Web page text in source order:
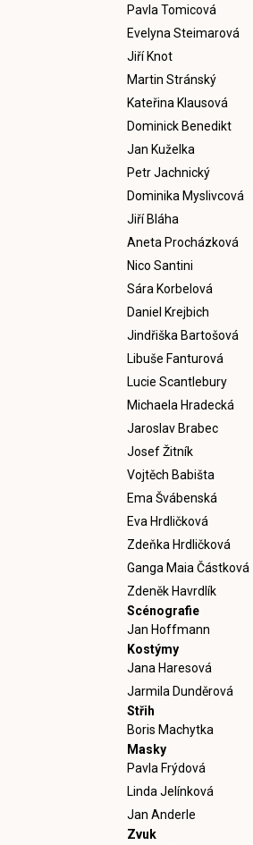
Pavla Tomicová
Evelyna Steimarová
Jiří Knot
Martin Stránský
Kateřina Klausová
Dominick Benedikt
Jan Kuželka
Petr Jachnický
Dominika Myslivcová
Jiří Bláha
Aneta Procházková
Nico Santini
Sára Korbelová
Daniel Krejbich
Jindřiška Bartošová
Libuše Fanturová
Lucie Scantlebury
Michaela Hradecká
Jaroslav Brabec
Josef Žitník
Vojtěch Babišta
Ema Švábenská
Eva Hrdličková
Zdeňka Hrdličková
Ganga Maia Částková
Zdeněk Havrdlík
Scénografie
Jan Hoffmann
Kostýmy
Jana Haresová
Jarmila Dunděrová
Střih
Boris Machytka
Masky
Pavla Frýdová
Linda Jelínková
Jan Anderle
Zvuk